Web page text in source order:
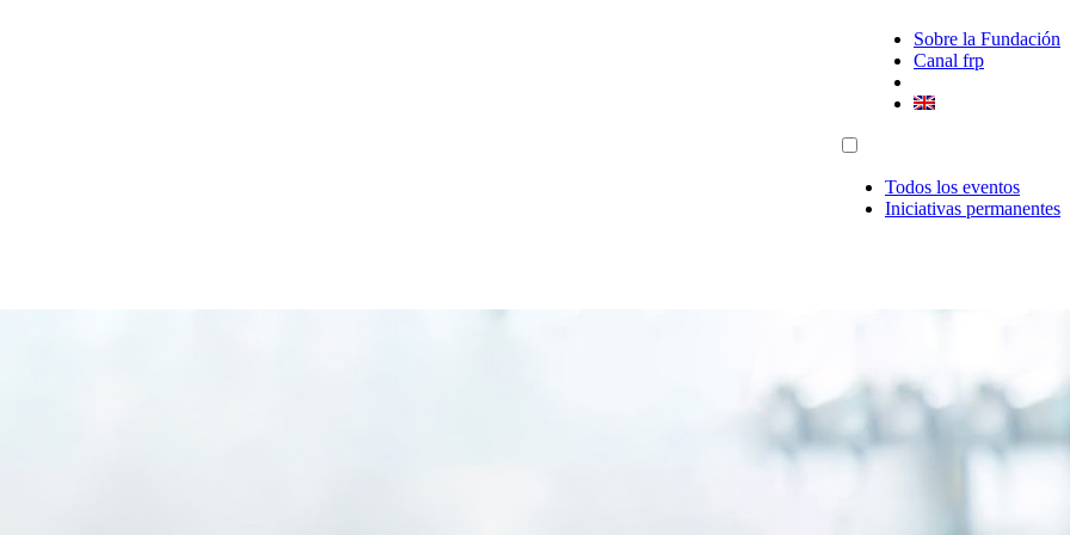
Sobre la Fundación
Canal frp
Todos los eventos
Iniciativas permanentes